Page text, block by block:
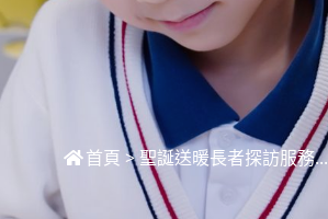
首頁 > 聖誕送暖長者探訪服務...